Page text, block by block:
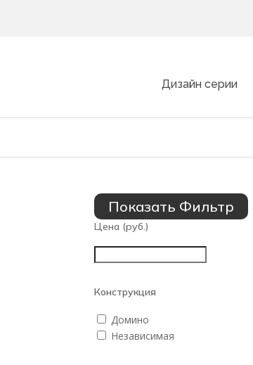
Дизайн серии
Показать Фильтр
Цена (руб.)
Конструкция
Домино
Независимая